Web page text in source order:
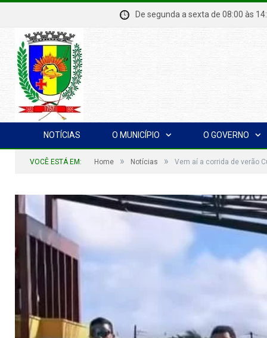
De segunda a sexta de 08:00
NOTÍCIAS O MUNICÍPIO O GOVERNO
VOCÊ ESTÁ EM: Home » Notícias » Vem aí a corrida de verão